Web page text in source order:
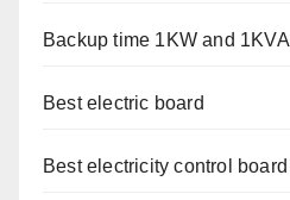
Backup time 1KW and 1KVA
Best electric board
Best electricity control board